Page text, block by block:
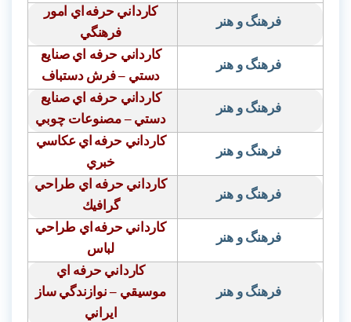
فرهنگ و هنر
كارداني حرفه اي امور
فرهنگي
فرهنگ و هنر
كارداني حرفه اي صنايع
دستي – فرش دستباف
فرهنگ و هنر
كارداني حرفه اي صنايع
دستي – مصنوعات چوبي
فرهنگ و هنر
كارداني حرفه اي عكاسي
خبري
فرهنگ و هنر
كارداني حرفه اي طراحي
گرافيك
فرهنگ و هنر
كارداني حرفه اي طراحي
لباس
فرهنگ و هنر
كارداني حرفه اي
موسيقي – نوازندگي ساز
ايراني